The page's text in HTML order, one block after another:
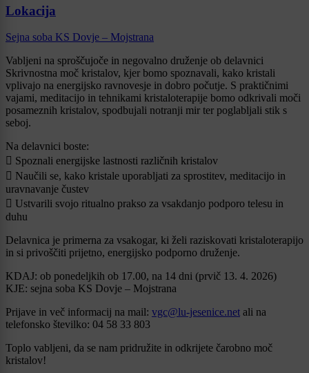
Lokacija
Sejna soba KS Dovje – Mojstrana
Vabljeni na sproščujoče in negovalno druženje ob delavnici
Skrivnostna moč kristalov, kjer bomo spoznavali, kako kristali
vplivajo na energijsko ravnovesje in dobro počutje. S praktičnimi
vajami, meditacijo in tehnikami kristaloterapije bomo odkrivali moči
posameznih kristalov, spodbujali notranji mir ter poglabljali stik s
seboj.
Na delavnici boste:
 Spoznali energijske lastnosti različnih kristalov
 Naučili se, kako kristale uporabljati za sprostitev, meditacijo in
uravnavanje čustev
 Ustvarili svojo ritualno prakso za vsakdanjo podporo telesu in
duhu
Delavnica je primerna za vsakogar, ki želi raziskovati kristaloterapijo
in si privoščiti prijetno, energijsko podporno druženje.
KDAJ: ob ponedeljkih ob 17.00, na 14 dni (prvič 13. 4. 2026)
KJE: sejna soba KS Dovje – Mojstrana
Prijave in več informacij na mail: vgc@lu-jesenice.net ali na
telefonsko številko: 04 58 33 803
Toplo vabljeni, da se nam pridružite in odkrijete čarobno moč
kristalov!